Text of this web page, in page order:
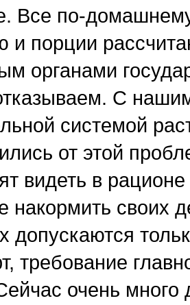
Все по-
порции
органами
С
системой
от этой
видеть в
накормить своих
допускаются
требование
очень много